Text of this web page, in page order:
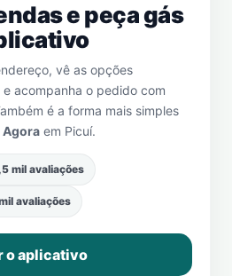
e peça gás
vê as opções
acompanha o pedido com
é a forma mais simples
Agora em Picuí.
mil avaliações
avaliações
o aplicativo